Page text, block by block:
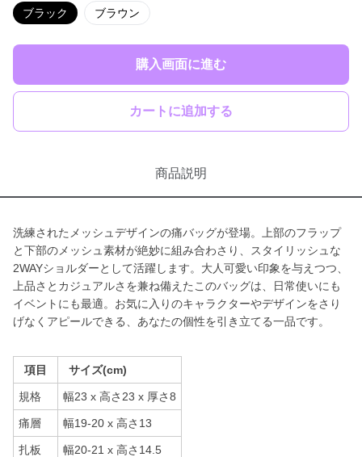
ブラック ブラウン
購入画面に進む
カートに追加する
商品説明
洗練されたメッシュデザインの痛バッグが登場。上部のフラップ
と下部のメッシュ素材が絶妙に組み合わさり、スタイリッシュな
2WAYショルダーとして活躍します。大人可愛い印象を与えつつ、
上品さとカジュアルさを兼ね備えたこのバッグは、日常使いにも
イベントにも最適。お気に入りのキャラクターやデザインをさり
げなくアピールできる、あなたの個性を引き立てる一品です。
項目 サイズ(cm)
規格 幅23 x 高さ23 x 厚さ8
痛層 幅19-20 x 高さ13
扎板 幅20-21 x 高さ14.5